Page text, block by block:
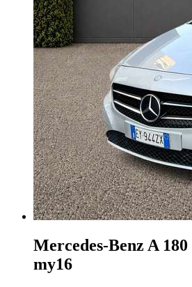
Mercedes-Benz A 180
my16